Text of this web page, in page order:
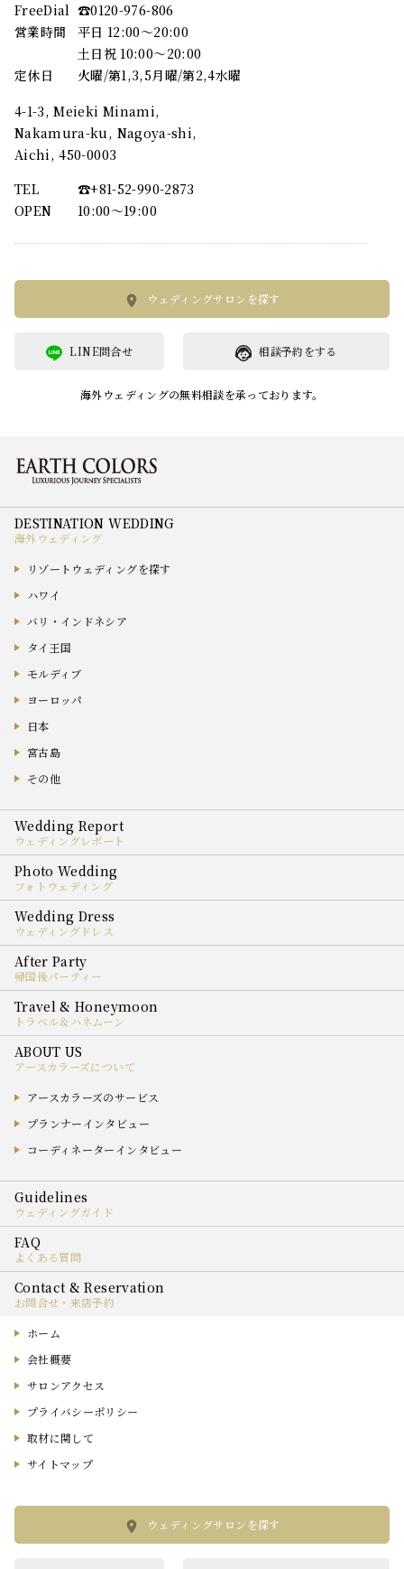
FreeDial ☎︎0120-976-806
営業時間
平日 12:00～20:00
土日祝 10:00～20:00
定休日
火曜/第1,3,5月曜/第2,4水曜
4-1-3, Meieki Minami,
Nakamura-ku, Nagoya-shi,
Aichi, 450-0003
TEL
☎︎+81-52-990-2873
OPEN
10:00〜19:00
ウェディングサロンを探す
相談予約をする
LINE問合せ
海外ウェディングの無料相談を承っております。
海外ウェディング
リゾートウェディングを探す
ハワイ
バリ・インドネシア
タイ王国
モルディブ
ヨーロッパ
日本
宮古島
その他
ウェディングレポート
フォトウェディング
ウェディングドレス
帰国後パーティー
トラベル＆ハネムーン
アースカラーズについて
アースカラーズのサービス
プランナーインタビュー
コーディネーターインタビュー
ウェディングガイド
よくある質問
お問合せ・来店予約
ホーム
会社概要
サロンアクセス
プライバシーポリシー
取材に関して
サイトマップ
ウェディングサロンを探す